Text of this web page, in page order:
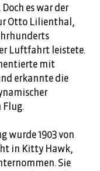
es war der
Otto Lilienthal,
Luftfahrt leistete.
mit
erkannte die
Flug.
wurde 1903 von
in Kitty Hawk,
Sie